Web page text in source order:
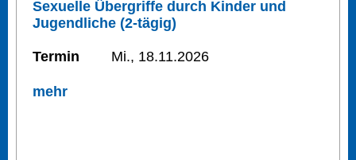
Sexuelle Übergriffe durch Kinder und
Jugendliche (2-tägig)
Termin Mi., 18.11.2026
mehr